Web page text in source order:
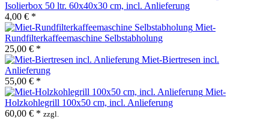
Isolierbox 50 ltr. 60x40x30 cm, incl. Anlieferung
4,00 € *
Miet-
Rundfilterkaffeemaschine Selbstabholung
25,00 € *
Miet-Biertresen incl.
Anlieferung
55,00 € *
Miet-
Holzkohlegrill 100x50 cm, incl. Anlieferung
60,00 € * zzgl.